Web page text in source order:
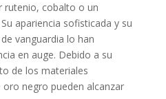
rutenio, cobalto o un
apariencia sofisticada y su
vanguardia lo han
en auge. Debido a su
de los materiales
oro negro pueden alcanzar